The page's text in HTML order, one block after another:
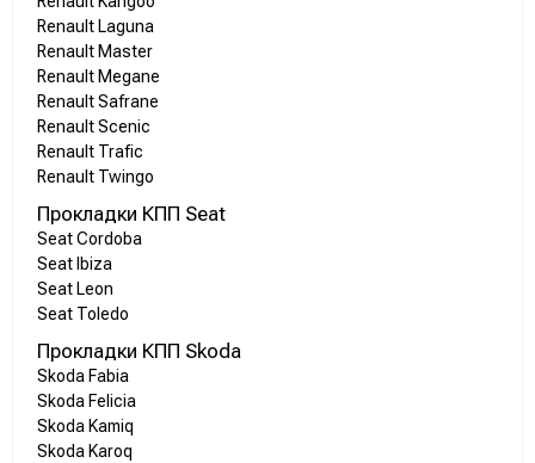
Renault Laguna
Renault Master
Renault Megane
Renault Safrane
Renault Scenic
Renault Trafic
Renault Twingo
Прокладки КПП Seat
Seat Cordoba
Seat Ibiza
Seat Leon
Seat Toledo
Прокладки КПП Skoda
Skoda Fabia
Skoda Felicia
Skoda Kamiq
Skoda Karoq